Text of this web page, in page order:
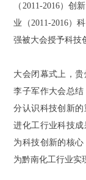
（2011-2016）
业（2011-2016）
强被大会授予科技
大会闭幕式上，
李子军作大会总
分认识科技创新
进化工行业科技
为科技创新的核
为黔南化工行业实